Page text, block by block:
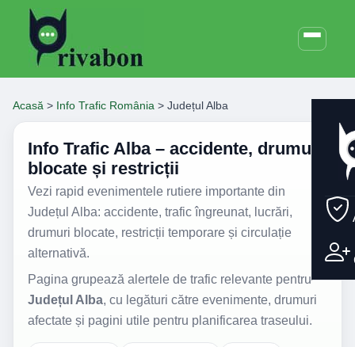
Acasă > Info Trafic România > Județul Alba
Info Trafic Alba – accidente, drumuri
blocate și restricții
Vezi rapid evenimentele rutiere importante din
Județul Alba: accidente, trafic îngreunat, lucrări,
drumuri blocate, restricții temporare și circulație
alternativă.
Pagina grupează alertele de trafic relevante pentru
Județul Alba, cu legături către evenimente, drumuri
afectate și pagini utile pentru planificarea traseului.